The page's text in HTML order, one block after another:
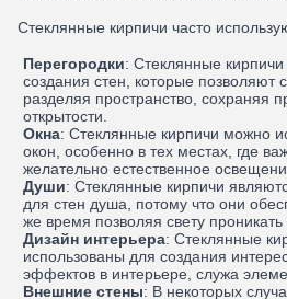
Стеклянные кирпичи часто
Перегородки: Стеклянные
создания стен, которые позволяют
разделяя пространство, сохраняя
открытости.
Окна: Стеклянные кирпичи можно
окон, особенно в тех местах, где
желательно естественное
Души: Стеклянные кирпичи
для стен душа, потому что они
же время позволяя свету
Дизайн интерьера: Стеклянные
использованы для создания
эффектов в интерьере, служа
Внешние стены: В некоторых